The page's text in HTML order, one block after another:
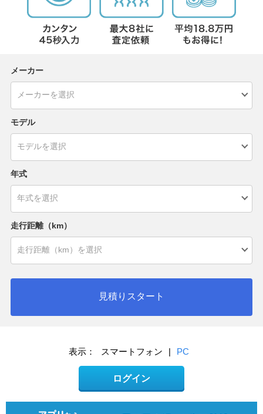
メーカー
モデル
年式
走行距離（km）
見積りスタート
表示： スマートフォン | PC
ログイン